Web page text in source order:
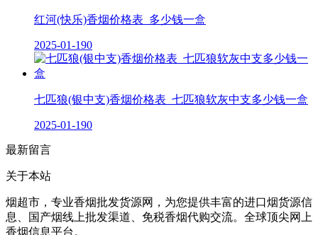
红河(快乐)香烟价格表_多少钱一盒
2025-01-190
七匹狼(银中支)香烟价格表_七匹狼软灰中支多少钱一盒
2025-01-190
最新留言
关于本站
烟超市，专业香烟批发货源网，为您提供丰富的进口烟货源信
息、国产烟线上批发渠道、免税香烟代购交流。全球顶尖网上
香烟信息平台。